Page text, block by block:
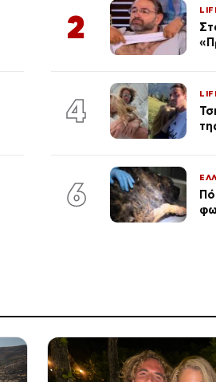
2
4
6